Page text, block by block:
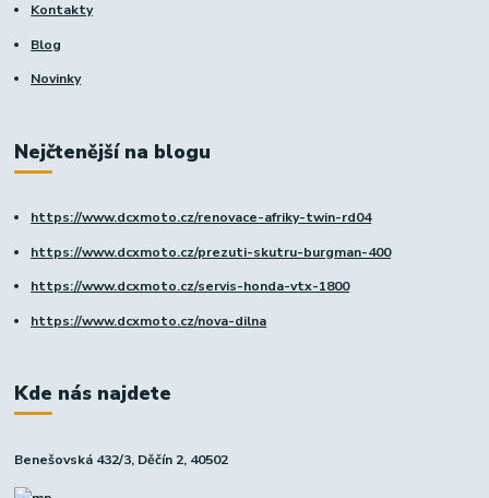
Kontakty
Blog
Novinky
Nejčtenější na blogu
https://www.dcxmoto.cz/renovace-afriky-twin-rd04
https://www.dcxmoto.cz/prezuti-skutru-burgman-400
https://www.dcxmoto.cz/servis-honda-vtx-1800
https://www.dcxmoto.cz/nova-dilna
Kde nás najdete
Benešovská 432/3, Děčín 2, 40502